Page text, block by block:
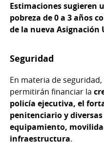
Estimaciones sugieren
pobreza de 0 a 3 años
de la nueva Asignación
Seguridad
En materia de
permitirán financiar la
policía ejecutiva, el
penitenciario y
equipamiento,
infraestructura.